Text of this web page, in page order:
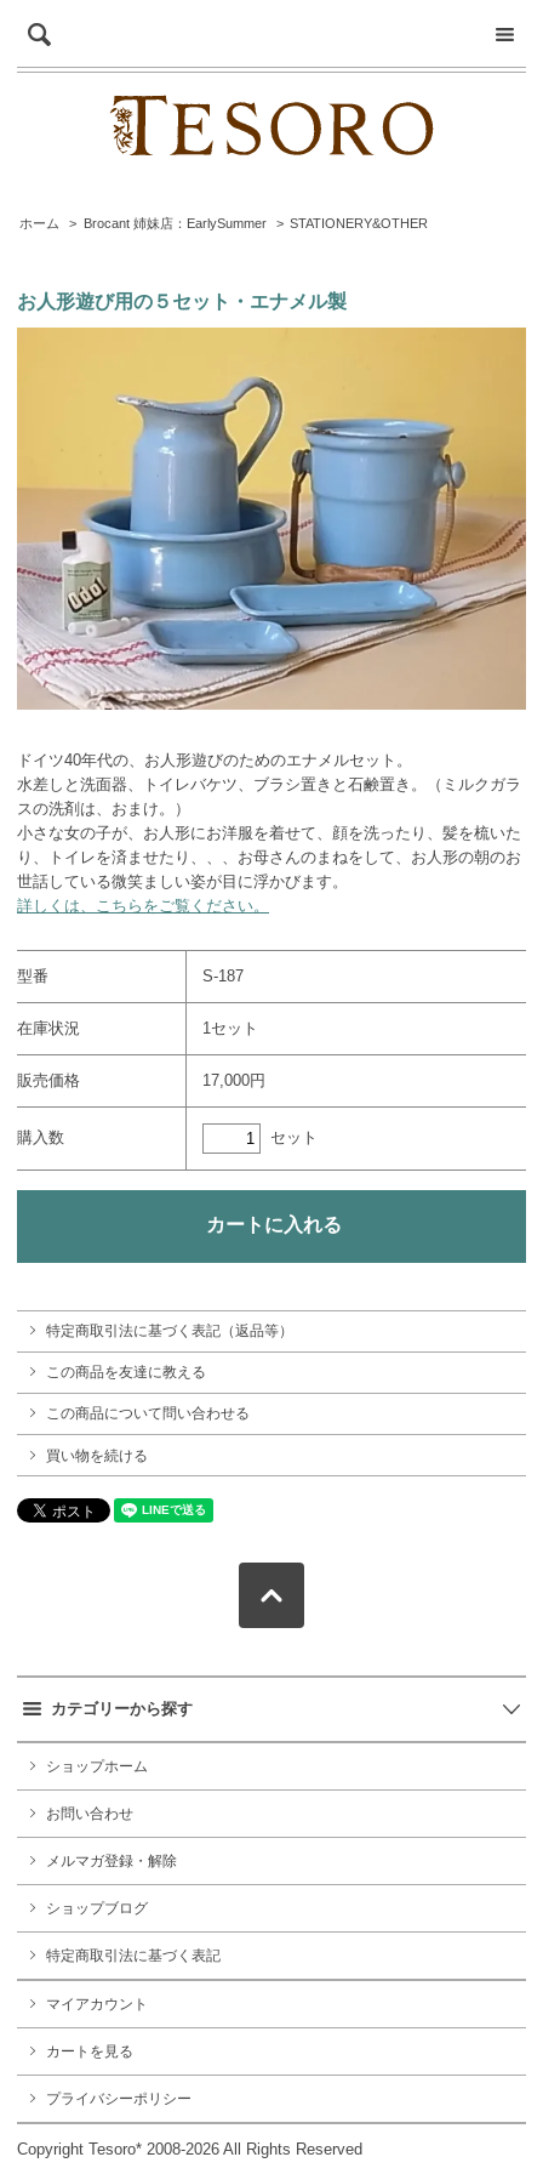
ホーム > Brocant 姉妹店：EarlySummer > STATIONERY&OTHER
お人形遊び用の５セット・エナメル製
ドイツ40年代の、お人形遊びのためのエナメルセット。
水差しと洗面器、トイレバケツ、ブラシ置きと石鹸置き。（ミルクガラ
スの洗剤は、おまけ。）
小さな女の子が、お人形にお洋服を着せて、顔を洗ったり、髪を梳いた
り、トイレを済ませたり、、、お母さんのまねをして、お人形の朝のお
世話している微笑ましい姿が目に浮かびます。
詳しくは、こちらをご覧ください。
型番 S-187
在庫状況 1セット
販売価格 17,000円
購入数 セット
特定商取引法に基づく表記（返品等）
この商品を友達に教える
この商品について問い合わせる
買い物を続ける
カテゴリーから探す
ショップホーム
お問い合わせ
メルマガ登録・解除
ショップブログ
特定商取引法に基づく表記
マイアカウント
カートを見る
プライバシーポリシー
Copyright Tesoro* 2008-2026 All Rights Reserved